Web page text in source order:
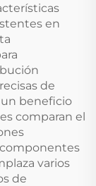
en
de
beneficio
comparan el
varios
de